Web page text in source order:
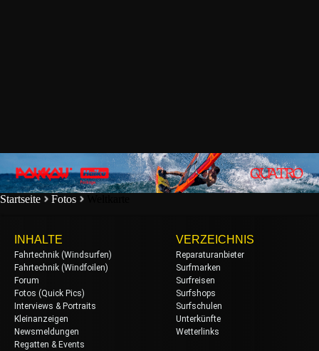
Startseite Fotos
INHALTE
Fahrtechnik (Windsurfen)
Fahrtechnik (Windfoilen)
Forum
Fotos (Quick Pics)
Interviews & Portraits
Kleinanzeigen
Newsmeldungen
Regatten & Events
VERZEICHNIS
Reparaturanbieter
Surfmarken
Surfreisen
Surfshops
Surfschulen
Unterkünfte
Wetterlinks